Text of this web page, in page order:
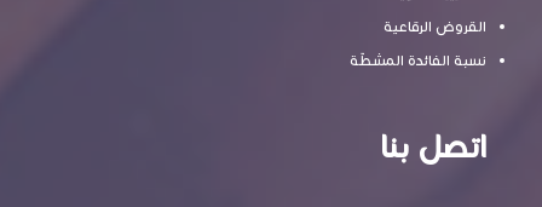
القروض الرقاعية
نسبة الفائدة المشطّة
اتصل بنا